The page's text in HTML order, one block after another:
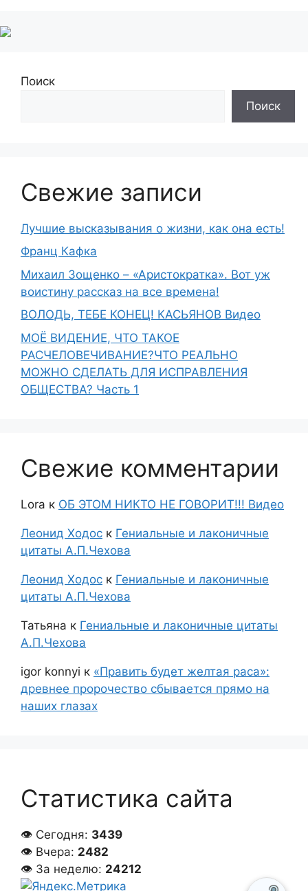
Поиск
Поиск
Свежие записи
Лучшие высказывания о жизни, как она есть!
Франц Кафка
Михаил Зощенко – «Аристократка». Вот уж
воистину рассказ на все времена!
ВОЛОДЬ, ТЕБЕ КОНЕЦ! КАСЬЯНОВ Видео
МОЁ ВИДЕНИЕ, ЧТО ТАКОЕ
РАСЧЕЛОВЕЧИВАНИЕ?ЧТО РЕАЛЬНО
МОЖНО СДЕЛАТЬ ДЛЯ ИСПРАВЛЕНИЯ
ОБЩЕСТВА? Часть 1
Свежие комментарии
Lora к ОБ ЭТОМ НИКТО НЕ ГОВОРИТ!!! Видео
Леонид Ходос к Гениальные и лаконичные
цитаты А.П.Чехова
Леонид Ходос к Гениальные и лаконичные
цитаты А.П.Чехова
Татьяна к Гениальные и лаконичные цитаты
А.П.Чехова
igor konnyi к «Править будет желтая раса»:
древнее пророчество сбывается прямо на
наших глазах
Статистика сайта
👁 Сегодня: 3439
👁 Вчера: 2482
👁 За неделю: 24212